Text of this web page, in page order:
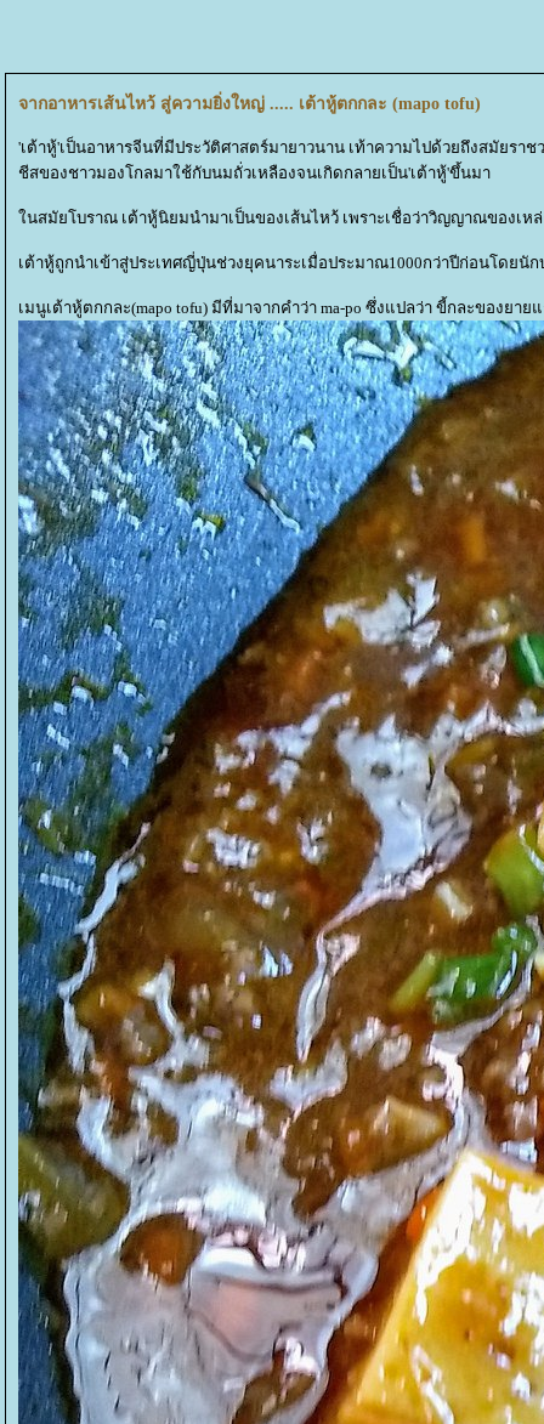
จากอาหารเส้นไหว้ สู่ความยิ่งใหญ่ ..... เต้าหู้ตกกละ (mapo tofu)
'เต้าหู้'เป็นอาหารจีนที่มีประวัติศาสตร์มายาวนาน เท้าความไปด้วยถึงสมัยรา
ชีสของชาวมองโกลมาใช้กับนมถั่วเหลืองจนเกิดกลายเป็น'เต้าหู้'ขึ้นมา
นสมัยโบราณ เต้าหู้นิยมนำมาเป็นของเส้นไหว้ เพราะเชื่อว่าวิญญาณของเห
เต้าหู้ถูกนำเข้าสู่ประเทศญี่ปุ่นช่วงยุคนาระเมื่อประมาณ1000กว่าปีก่อนโดย
เมนูเต้าหู้ตกกละ(mapo tofu) มีที่มาจากคำว่า ma-po ซึ่งแปลว่า ขี้กละของ